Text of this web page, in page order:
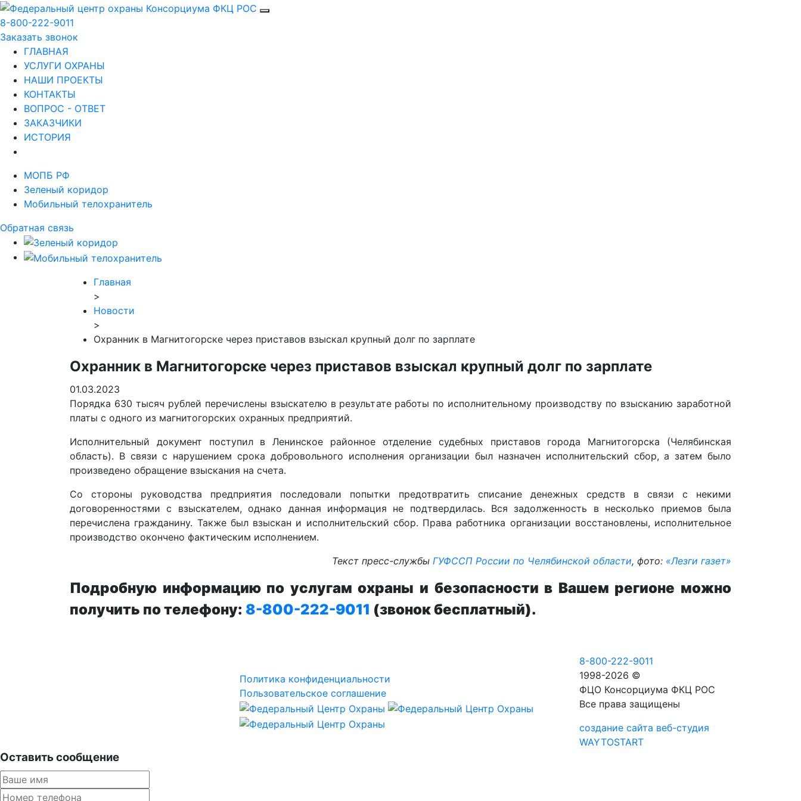
8-800-222-9011
Заказать звонок
ГЛАВНАЯ
УСЛУГИ ОХРАНЫ
НАШИ ПРОЕКТЫ
КОНТАКТЫ
ВОПРОС - ОТВЕТ
ЗАКАЗЧИКИ
ИСТОРИЯ
МОПБ РФ
Зеленый коридор
Мобильный телохранитель
Обратная связь
Главная
>
Новости
>
Охранник в Магнитогорске через приставов взыскал крупный долг по зарплате
Охранник в Магнитогорске через приставов взыскал крупный долг по зарплате
01.03.2023
Порядка 630 тысяч рублей перечислены взыскателю в результате работы по исполнительному производству по взысканию заработной
платы с одного из магнитогорских охранных предприятий.
Исполнительный документ поступил в Ленинское районное отделение судебных приставов города Магнитогорска (Челябинская
область). В связи с нарушением срока добровольного исполнения организации был назначен исполнительский сбор, а затем было
произведено обращение взыскания на счета.
Со стороны руководства предприятия последовали попытки предотвратить списание денежных средств в связи с некими
договоренностями с взыскателем, однако данная информация не подтвердилась. Вся задолженность в несколько приемов была
перечислена гражданину. Также был взыскан и исполнительский сбор. Права работника организации восстановлены, исполнительное
производство окончено фактическим исполнением.
Текст пресс-службы ГУФССП России по Челябинской области, фото: «Лезги газет»
Подробную информацию по услугам охраны и безопасности в Вашем регионе можно
получить по телефону: 8-800-222-9011 (звонок бесплатный).
Политика конфиденциальности
Пользовательское соглашение
8-800-222-9011
1998-2026 ©
ФЦО Консорциума ФКЦ РОС
Все права защищены
создание сайта веб-студия
WAYTOSTART
Оставить сообщение